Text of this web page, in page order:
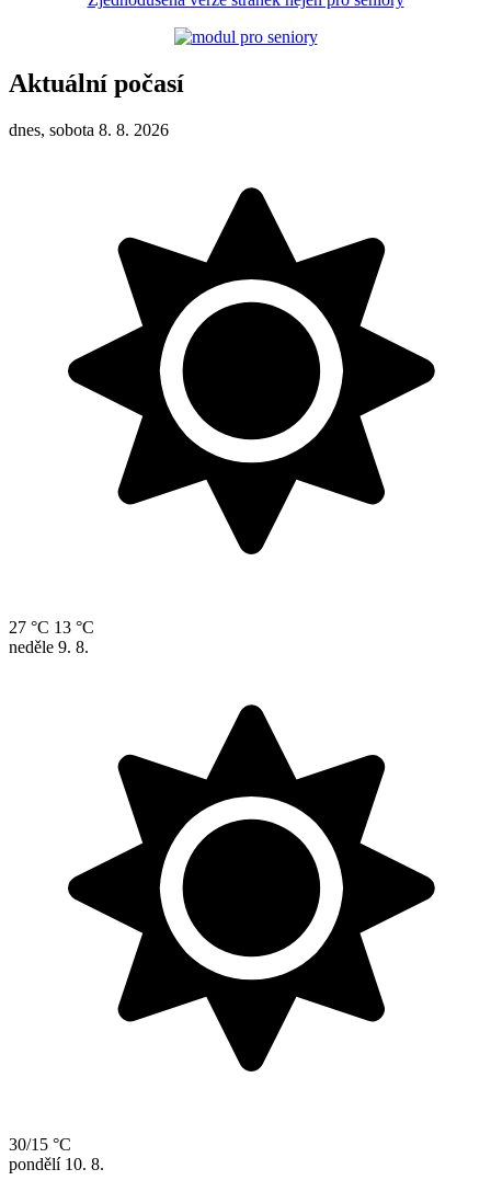
Aktuální počasí
dnes, sobota 8. 8. 2026
27 °C 13 °C
neděle 9. 8.
30/15 °C
pondělí 10. 8.